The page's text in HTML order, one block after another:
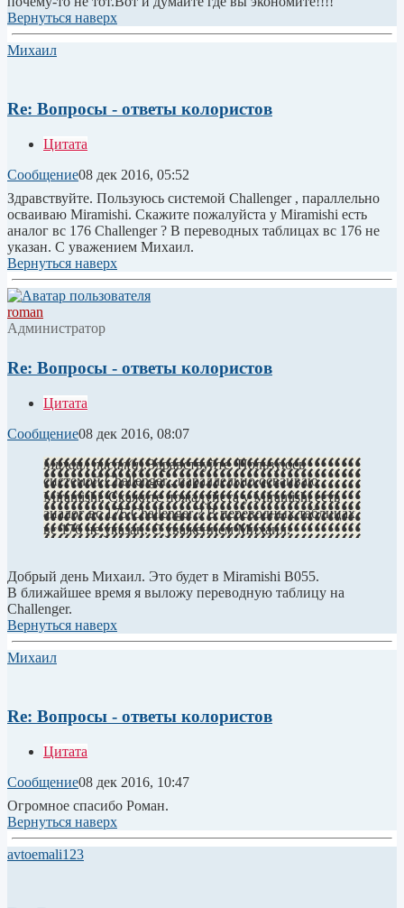
Вернуться наверх
Михаил
Re: Вопросы - ответы колористов
Цитата
Сообщение08 дек 2016, 05:52
Здравствуйте. Пользуюсь системой Challenger , параллельно
осваиваю Miramishi. Скажите пожалуйста у Miramishi есть
аналог вс 176 Challenger ? В переводных таблицах вс 176 не
указан. С уважением Михаил.
Вернуться наверх
roman
Администратор
Re: Вопросы - ответы колористов
Цитата
Сообщение08 дек 2016, 08:07
Михаил писал(а):Здравствуйте. Пользуюсь
системой Challenger , параллельно осваиваю
Miramishi. Скажите пожалуйста у Miramishi есть
аналог вс 176 Challenger ? В переводных таблицах
вс 176 не указан. С уважением Михаил.
Добрый день Михаил. Это будет в Miramishi B055.
В ближайшее время я выложу переводную таблицу на
Challenger.
Вернуться наверх
Михаил
Re: Вопросы - ответы колористов
Цитата
Сообщение08 дек 2016, 10:47
Огромное спасибо Роман.
Вернуться наверх
avtoemali123